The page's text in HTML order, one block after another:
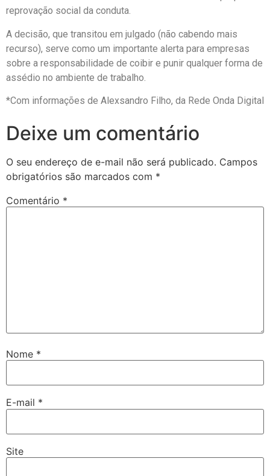
reprovação social da conduta.
A decisão, que transitou em julgado (não cabendo mais
recurso), serve como um importante alerta para empresas
sobre a responsabilidade de coibir e punir qualquer forma de
assédio no ambiente de trabalho.
*Com informações de Alexsandro Filho, da Rede Onda Digital
Deixe um comentário
O seu endereço de e-mail não será publicado. Campos
obrigatórios são marcados com *
Comentário *
Nome *
E-mail *
Site